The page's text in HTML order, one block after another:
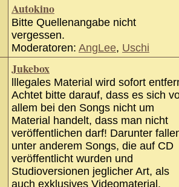
Autokino
Bitte Quellenangabe nicht
vergessen.
Moderatoren: AngLee, Uschi
Jukebox
lllegales Material wird sofort
Achtet bitte darauf, dass es sich
allem bei den Songs nicht um
Material handelt, dass man nicht
veröffentlichen darf! Darunter
unter anderem Songs, die auf CD
veröffentlicht wurden und
Studioversionen jeglicher Art, als
auch exklusives Videomaterial.